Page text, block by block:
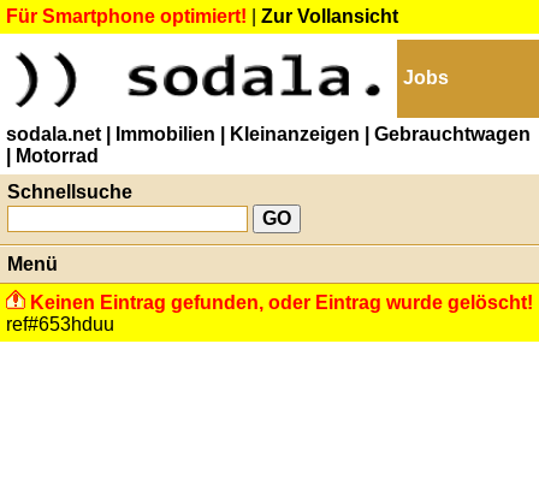
Für Smartphone optimiert! Zur Vollansicht
Jobs
sodala.net | Immobilien | Kleinanzeigen
| Gebrauchtwagen
| Motorrad
Schnellsuche
Menü
Keinen Eintrag gefunden, oder Eintrag wurde gelöscht!
ref#653hduu